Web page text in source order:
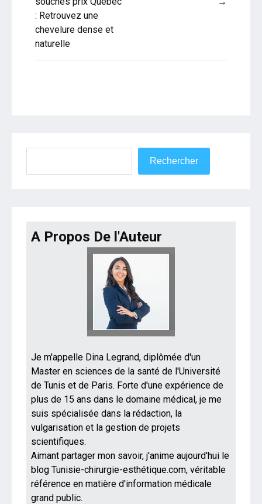
l’article
: Retrouvez une
chevelure dense et
naturelle
Rechercher
A Propos De l'Auteur
Je m'appelle Dina Legrand, diplômée d'un
Master en sciences de la santé de l'Université
de Tunis et de Paris. Forte d'une expérience de
plus de 15 ans dans le domaine médical, je me
suis spécialisée dans la rédaction, la
vulgarisation et la gestion de projets
scientifiques.
Aimant partager mon savoir, j'anime aujourd'hui le
blog Tunisie-chirurgie-esthétique.com, véritable
référence en matière d'information médicale
grand public.